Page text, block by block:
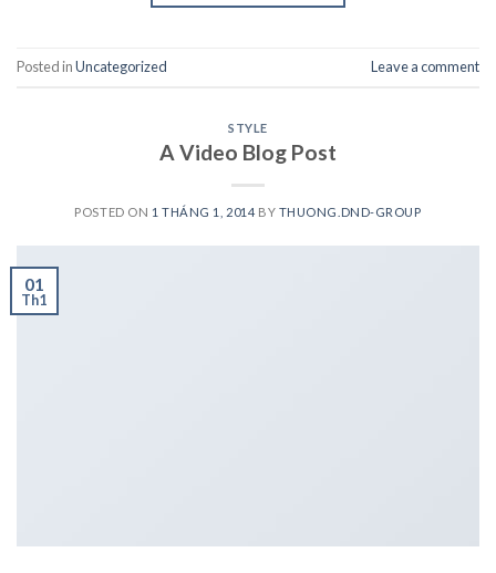
Posted inUncategorized Leave a comment
STYLE
A Video Blog Post
POSTED ON 1 THÁNG 1, 2014 BY THUONG.DND-GROUP
01
Th1